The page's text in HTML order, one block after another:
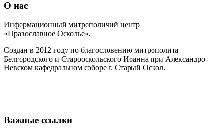
О нас
Информационный митрополичий центр
«Православное Осколье».
Создан в 2012 году по благословению митрополита
Белгородского и Старооскольского Иоанна при Александро-
Невском кафедральном соборе г. Старый Оскол.
Важные ссылки